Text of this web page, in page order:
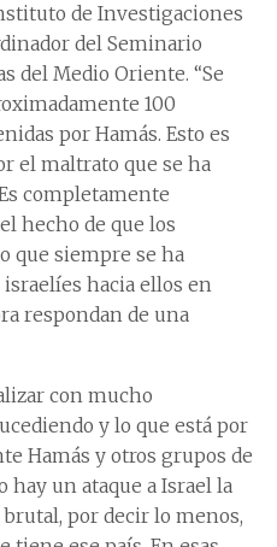
de Investigaciones
del Seminario
del Medio Oriente. “Se
100
por Hamás. Esto es
el maltrato que se ha
completamente
hecho de que los
que siempre se ha
hacia ellos en
respondan de una
con mucho
y lo que está por
Hamás y otros grupos de
hay un ataque a Israel la
por decir lo menos,